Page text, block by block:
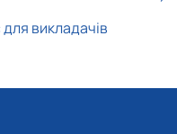
викладачів